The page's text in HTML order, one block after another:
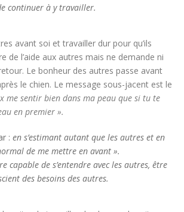
continuer à y travailler.
avant soi et travailler dur pour qu’ils
de l’aide aux autres mais ne demande ni
Le bonheur des autres passe avant
le chien. Le message sous-jacent est le
me sentir bien dans ma peau que si tu te
en premier ».
: en s’estimant autant que les autres et en
de me mettre en avant ».
capable de s’entendre avec les autres, être
des besoins des autres.